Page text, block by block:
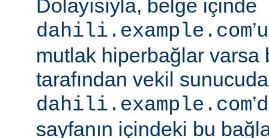
Dolayısıyla, belge içinde
dahili.example.com
mutlak hiperbağlar varsa
tarafından vekil
dahili.example.com
sayfanın içindeki bu